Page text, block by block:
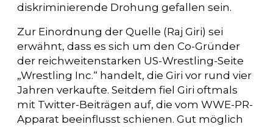
diskriminierende Drohung gefallen sein.
Zur Einordnung der Quelle (Raj Giri) sei
erwähnt, dass es sich um den Co-Gründer
der reichweitenstarken US-Wrestling-Seite
„Wrestling Inc.“ handelt, die Giri vor rund vier
Jahren verkaufte. Seitdem fiel Giri oftmals
mit Twitter-Beiträgen auf, die vom WWE-PR-
Apparat beeinflusst schienen. Gut möglich